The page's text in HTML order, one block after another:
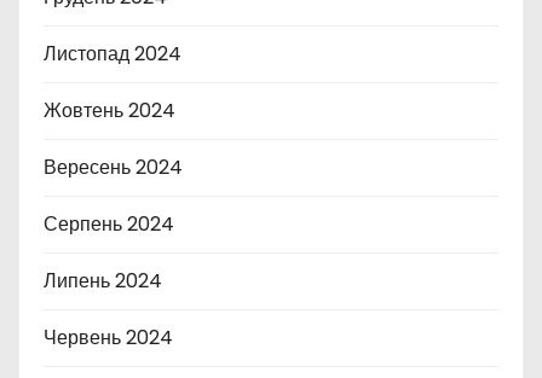
Листопад 2024
Жовтень 2024
Вересень 2024
Серпень 2024
Липень 2024
Червень 2024